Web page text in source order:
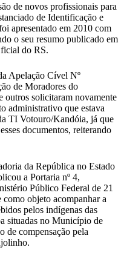
de novos profissionais para
de Identificação e
apresentado em 2010 com
o seu resumo publicado em
do RS.
Apelação Cível Nº
de Moradores do
solicitaram novamente
administrativo que estava
TI Votouro/Kandóia, já que
documentos, reiterando
da República no Estado
a Portaria nº 4,
Público Federal de 21
objeto acompanhar a
pelos indígenas das
situadas no Município de
de compensação pela